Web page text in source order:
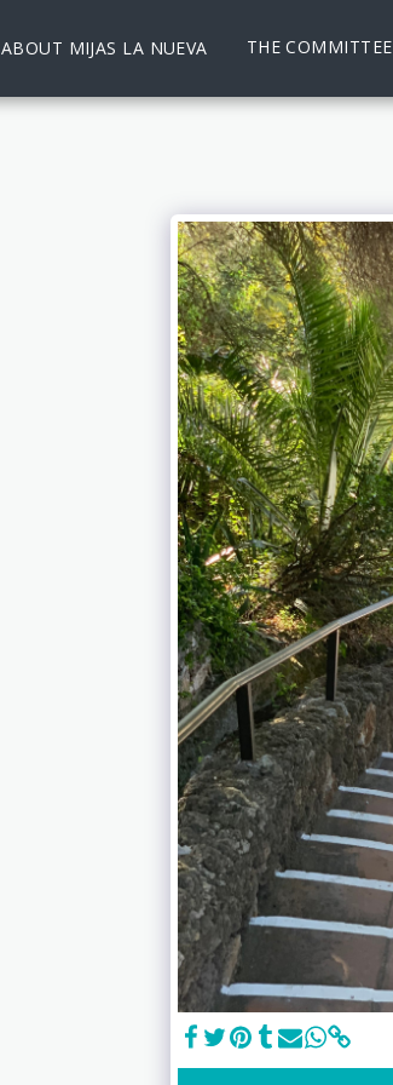
ABOUT MIJAS LA NUEVA THE COMMITTEE